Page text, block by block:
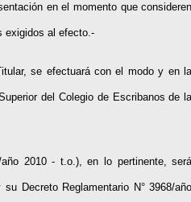
en el momento que consideren
exigidos al efecto.-
se efectuará con el modo y en
del Colegio de Escribanos de
2010 - t.o.), en lo pertinente,
Decreto Reglamentario N° 3968/año